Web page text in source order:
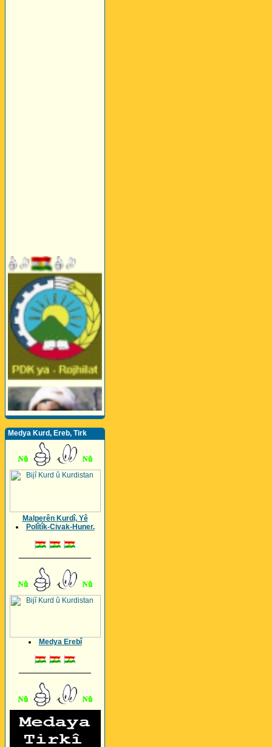
Medya Kurd, Ereb, Tirk
Malperên Kurdî, Yê
Polîtîk-Civak-Huner.
Medya Erebî